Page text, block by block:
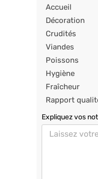
Accueil
Décoration
Crudités
Viandes
Poissons
Hygiène
Fraîcheur
Rapport
Expliquez vos